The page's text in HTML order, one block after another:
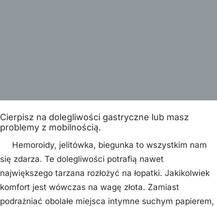
Cierpisz na dolegliwości gastryczne lub masz
problemy z mobilnością.
Hemoroidy, jelitówka, biegunka to wszystkim nam
się zdarza. Te dolegliwości potrafią nawet
największego tarzana rozłożyć na łopatki. Jakikolwiek
komfort jest wówczas na wagę złota. Zamiast
podrażniać obolałe miejsca intymne suchym papierem,